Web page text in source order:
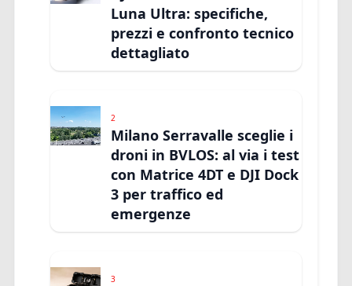
Luna Ultra: specifiche,
prezzi e confronto tecnico
dettagliato
2
Milano Serravalle sceglie i
droni in BVLOS: al via i test
con Matrice 4DT e DJI Dock
3 per traffico ed
emergenze
3